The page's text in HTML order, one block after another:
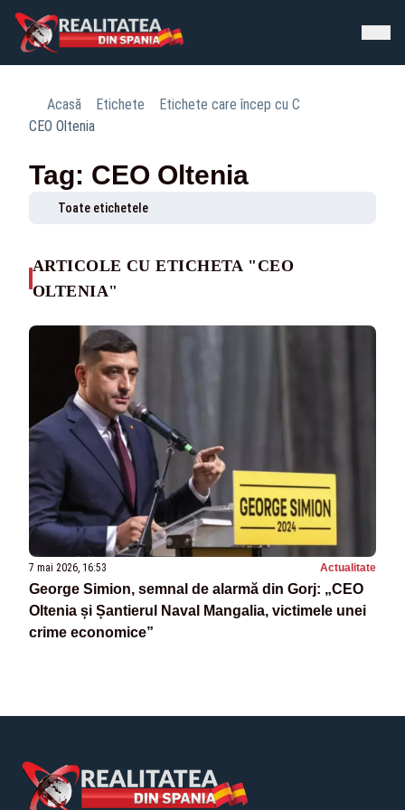
Acasă Etichete
Etichete care încep cu C
CEO Oltenia
Tag: CEO Oltenia
Toate etichetele
ARTICOLE CU ETICHETA "CEO
OLTENIA"
7 mai 2026, 16:53 Actualitate
George Simion, semnal de alarmă din Gorj: „CEO
Oltenia și Șantierul Naval Mangalia, victimele unei
crime economice”